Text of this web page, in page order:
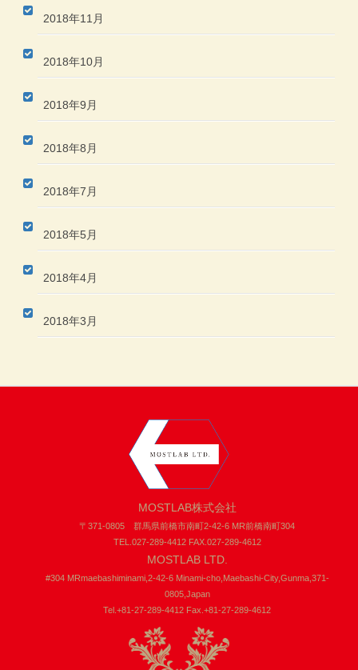
2018年11月
2018年10月
2018年9月
2018年8月
2018年7月
2018年5月
2018年4月
2018年3月
MOSTLAB株式会社
〒371-0805 群馬県前橋市南町2-42-6 MR前橋南町304
TEL.027-289-4412 FAX.027-289-4612
MOSTLAB LTD.
#304 MRmaebashiminami,2-42-6 Minami-cho,Maebashi-City,Gunma,371-
0805,Japan
Tel.+81-27-289-4412 Fax.+81-27-289-4612